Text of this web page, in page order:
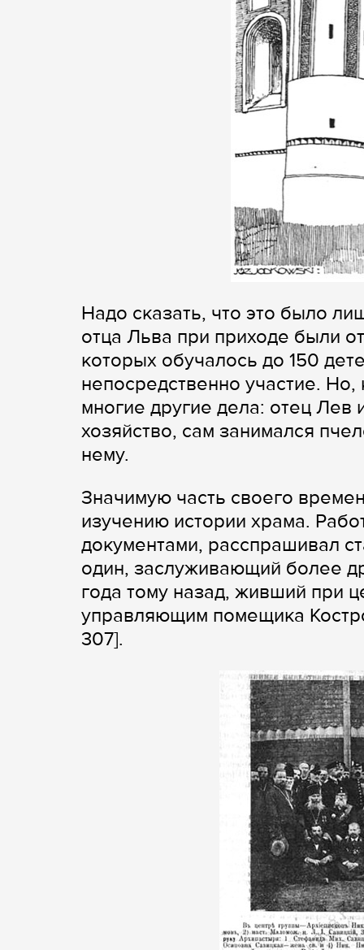
Надо сказать, что это было
отца Льва при приходе были
которых обучалось до 150
непосредственно участие.
многие другие дела: отец
хозяйство, сам занимался
нему.
Значимую часть своего
изучению истории храма.
документами, расспрашивал
один, заслуживающий более
года тому назад, живший при
управляющим помещика
307].